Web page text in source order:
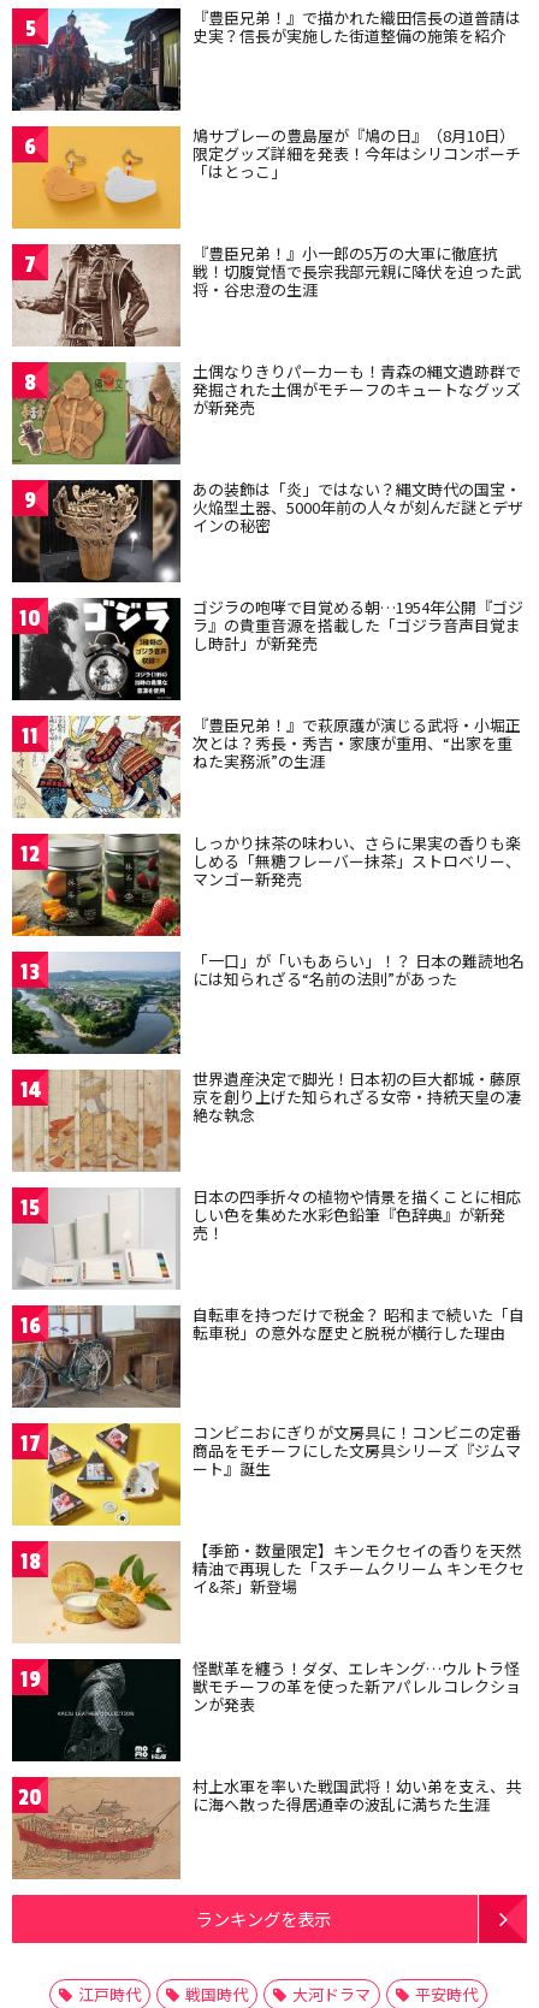
5 『豊臣兄弟！』で描かれた織田信長の道普請は
史実？信長が実施した街道整備の施策を紹介
6 鳩サブレーの豊島屋が『鳩の日』（8月10日）
限定グッズ詳細を発表！今年はシリコンポーチ
「はとっこ」
7 『豊臣兄弟！』小一郎の5万の大軍に徹底抗
戦！切腹覚悟で長宗我部元親に降伏を迫った武
将・谷忠澄の生涯
8 土偶なりきりパーカーも！青森の縄文遺跡群で
発掘された土偶がモチーフのキュートなグッズ
が新発売
9 あの装飾は「炎」ではない？縄文時代の国宝・
火焔型土器、5000年前の人々が刻んだ謎とデザ
インの秘密
10 ゴジラの咆哮で目覚める朝…1954年公開『ゴジ
ラ』の貴重音源を搭載した「ゴジラ音声目覚ま
し時計」が新発売
11 『豊臣兄弟！』で萩原護が演じる武将・小堀正
次とは？秀長・秀吉・家康が重用、“出家を重
ねた実務派”の生涯
12 しっかり抹茶の味わい、さらに果実の香りも楽
しめる「無糖フレーバー抹茶」ストロベリー、
マンゴー新発売
13 「一口」が「いもあらい」！？ 日本の難読地名
には知られざる“名前の法則”があった
14 世界遺産決定で脚光！日本初の巨大都城・藤原
京を創り上げた知られざる女帝・持統天皇の凄
絶な執念
15 日本の四季折々の植物や情景を描くことに相応
しい色を集めた水彩色鉛筆『色辞典』が新発
売！
16 自転車を持つだけで税金？ 昭和まで続いた「自
転車税」の意外な歴史と脱税が横行した理由
17 コンビニおにぎりが文房具に！コンビニの定番
商品をモチーフにした文房具シリーズ『ジムマ
ート』誕生
18 【季節・数量限定】キンモクセイの香りを天然
精油で再現した「スチームクリーム キンモクセ
イ&茶」新登場
19 怪獣革を纏う！ダダ、エレキング…ウルトラ怪
獣モチーフの革を使った新アパレルコレクショ
ンが発表
20 村上水軍を率いた戦国武将！幼い弟を支え、共
に海へ散った得居通幸の波乱に満ちた生涯
ランキングを表示
江戸時代 戦国時代 大河ドラマ
平安時代